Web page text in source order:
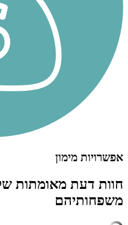
אפשרויות מימון
חוות דעת מאומתות של
משפחותיהם